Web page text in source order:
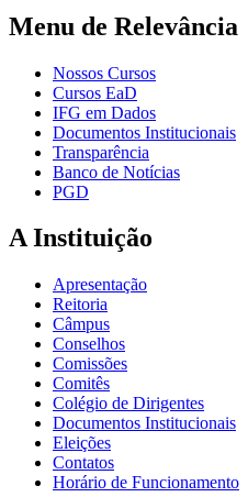
Menu de Relevância
Nossos Cursos
Cursos EaD
IFG em Dados
Documentos Institucionais
Transparência
Banco de Notícias
PGD
A Instituição
Apresentação
Reitoria
Câmpus
Conselhos
Comissões
Comitês
Colégio de Dirigentes
Documentos Institucionais
Eleições
Contatos
Horário de Funcionamento